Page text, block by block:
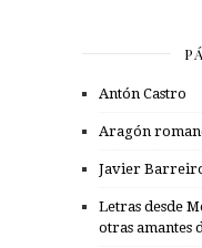
Antón Castro
Aragón
Javier
Letras desde
otras amantes